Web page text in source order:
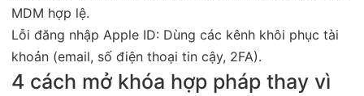
MDM hợp lệ.
Lỗi đăng nhập Apple ID: Dùng các kênh khôi phục tài
khoản (email, số điện thoại tin cậy, 2FA).
4 cách mở khóa hợp pháp thay vì